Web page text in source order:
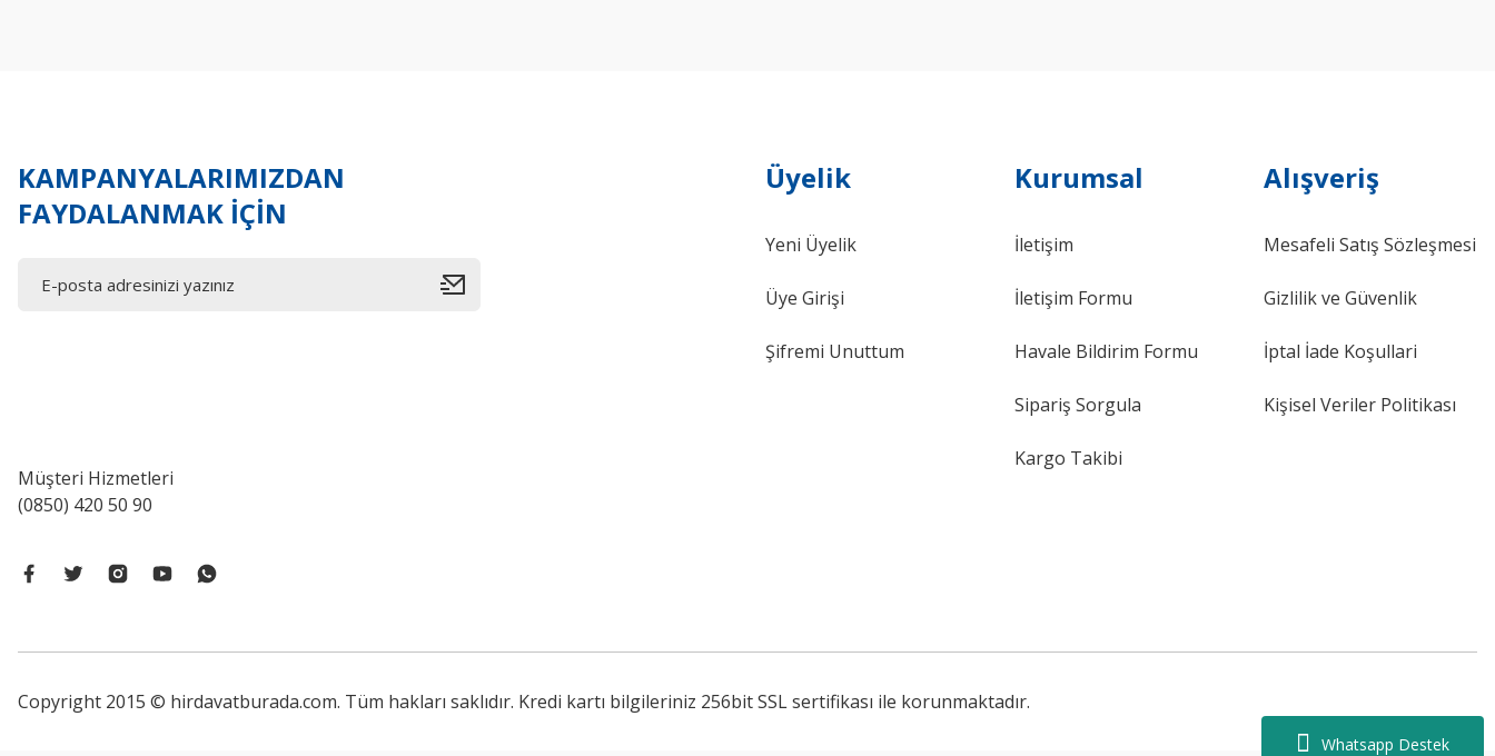
Whatsapp Destek
KAMPANYALARIMIZDAN
FAYDALANMAK İÇİN
Müşteri Hizmetleri
(0850) 420 50 90
Üyelik
Yeni Üyelik
Üye Girişi
Şifremi Unuttum
Kurumsal
İletişim
İletişim Formu
Havale Bildirim Formu
Sipariş Sorgula
Kargo Takibi
Alışveriş
Mesafeli Satış Sözleşmesi
Gizlilik ve Güvenlik
İptal İade Koşullari
Kişisel Veriler Politikası
Copyright 2015 © hirdavatburada.com. Tüm hakları saklıdır. Kredi kartı bilgileriniz 256bit SSL sertifikası ile korunmaktadır.